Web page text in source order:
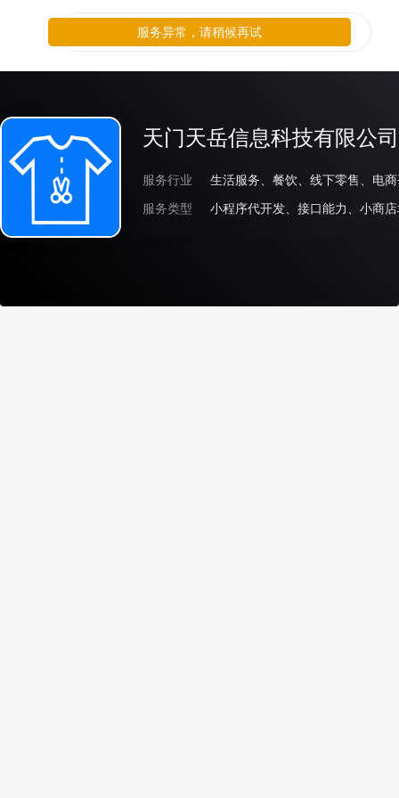
天门天岳信息科技有限公司
服务行业
生活服务、餐饮、线下零售、电
服务类型
小程序代开发、接口能力、小商
服务异常，请稍候再试